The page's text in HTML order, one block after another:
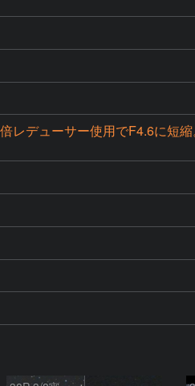
レデューサー使用でF4.6に短縮